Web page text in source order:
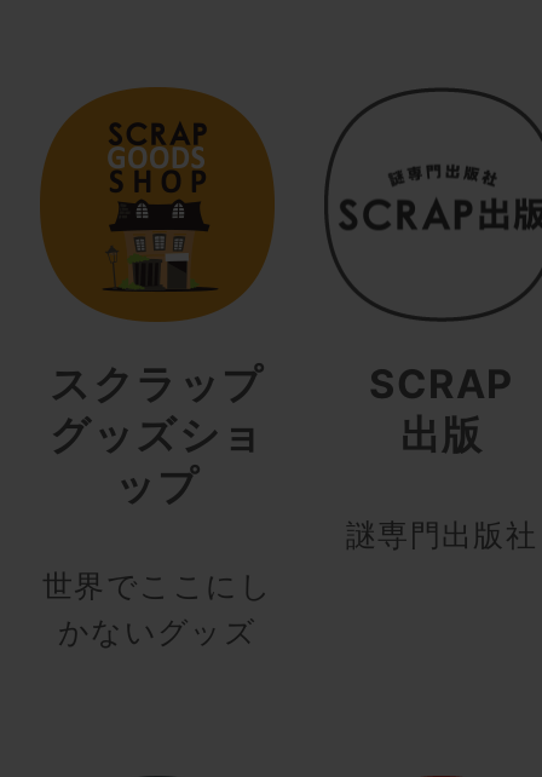
スクラップ
グッズショ
ップ
世界でここにし
かないグッズ
SCRAP
出版
謎専門出版社